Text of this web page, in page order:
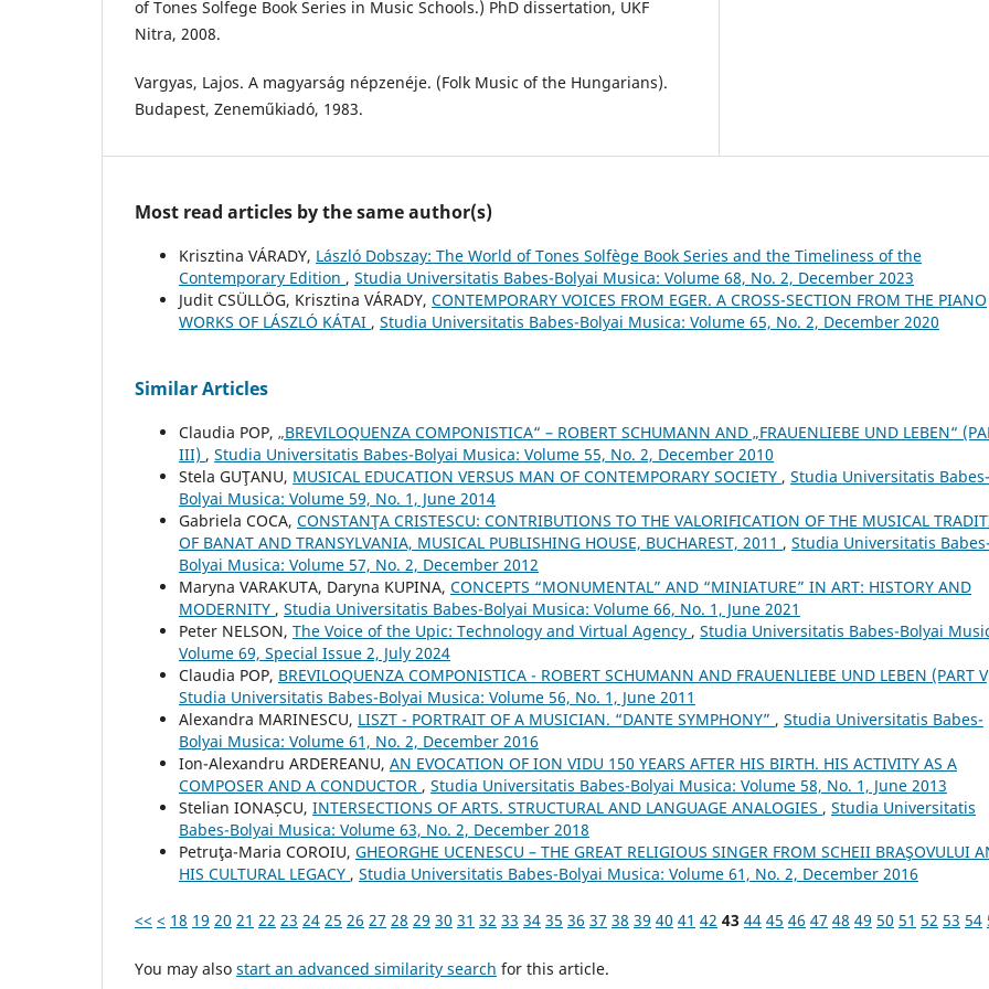
of Tones Solfege Book Series in Music Schools.) PhD dissertation, UKF
Nitra, 2008.
Vargyas, Lajos. A magyarság népzenéje. (Folk Music of the Hungarians).
Budapest, Zeneműkiadó, 1983.
Most read articles by the same author(s)
Krisztina VÁRADY, László Dobszay: The World of Tones Solfège Book Series and the Timeliness of the
Contemporary Edition , Studia Universitatis Babes-Bolyai Musica: Volume 68, No. 2, December 2023
Judit CSÜLLÖG, Krisztina VÁRADY, CONTEMPORARY VOICES FROM EGER. A CROSS-SECTION FROM THE PIANO
WORKS OF LÁSZLÓ KÁTAI , Studia Universitatis Babes-Bolyai Musica: Volume 65, No. 2, December 2020
Similar Articles
Claudia POP, „BREVILOQUENZA COMPONISTICA“ – ROBERT SCHUMANN AND „FRAUENLIEBE UND LEBEN“
III) , Studia Universitatis Babes-Bolyai Musica: Volume 55, No. 2, December 2010
Stela GUŢANU, MUSICAL EDUCATION VERSUS MAN OF CONTEMPORARY SOCIETY , Studia Universitatis Babes-
Bolyai Musica: Volume 59, No. 1, June 2014
Gabriela COCA, CONSTANŢA CRISTESCU: CONTRIBUTIONS TO THE VALORIFICATION OF THE MUSICAL
OF BANAT AND TRANSYLVANIA, MUSICAL PUBLISHING HOUSE, BUCHAREST, 2011 , Studia Universitatis
Bolyai Musica: Volume 57, No. 2, December 2012
Maryna VARAKUTA, Daryna KUPINA, CONCEPTS “MONUMENTAL” AND “MINIATURE” IN ART: HISTORY AND
MODERNITY , Studia Universitatis Babes-Bolyai Musica: Volume 66, No. 1, June 2021
Peter NELSON, The Voice of the Upic: Technology and Virtual Agency , Studia Universitatis Babes-Bolyai
Volume 69, Special Issue 2, July 2024
Claudia POP, BREVILOQUENZA COMPONISTICA - ROBERT SCHUMANN AND FRAUENLIEBE UND LEBEN (PART
Studia Universitatis Babes-Bolyai Musica: Volume 56, No. 1, June 2011
Alexandra MARINESCU, LISZT - PORTRAIT OF A MUSICIAN. “DANTE SYMPHONY” , Studia Universitatis Babes-
Bolyai Musica: Volume 61, No. 2, December 2016
Ion-Alexandru ARDEREANU, AN EVOCATION OF ION VIDU 150 YEARS AFTER HIS BIRTH. HIS ACTIVITY AS A
COMPOSER AND A CONDUCTOR , Studia Universitatis Babes-Bolyai Musica: Volume 58, No. 1, June 2013
Stelian IONAȘCU, INTERSECTIONS OF ARTS. STRUCTURAL AND LANGUAGE ANALOGIES , Studia Universitatis
Babes-Bolyai Musica: Volume 63, No. 2, December 2018
Petruţa-Maria COROIU, GHEORGHE UCENESCU – THE GREAT RELIGIOUS SINGER FROM SCHEII BRAŞOVULUI
HIS CULTURAL LEGACY , Studia Universitatis Babes-Bolyai Musica: Volume 61, No. 2, December 2016
<< < 18 19 20 21 22 23 24 25 26 27 28 29 30 31 32 33 34 35 36 37 38 39 40 41 42 43 44 45 46 47 48 49 50 51 52 53 54
You may also start an advanced similarity search for this article.